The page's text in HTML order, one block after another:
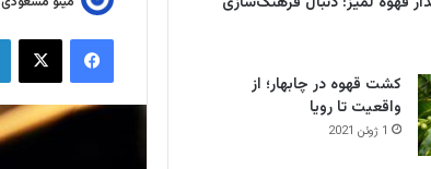
فیس بوک X
کشت قهوه در چابهار؛ از
واقعیت تا رویا
1 ژوئن 2021